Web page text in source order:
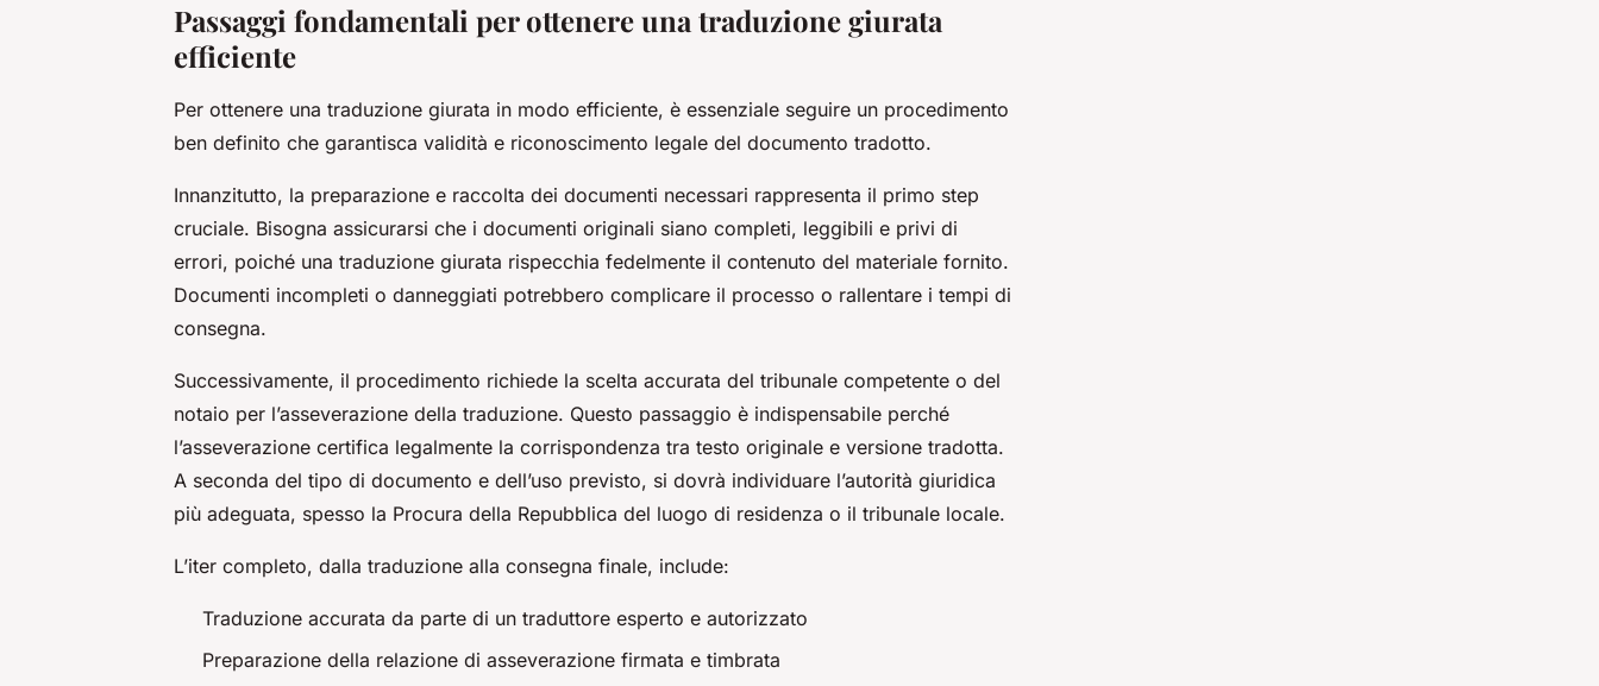
Passaggi fondamentali per ottenere una traduzione giurata
efficiente
Per ottenere una traduzione giurata in modo efficiente, è essenziale seguire un procedimento
ben definito che garantisca validità e riconoscimento legale del documento tradotto.
Innanzitutto, la preparazione e raccolta dei documenti necessari rappresenta il primo step
cruciale. Bisogna assicurarsi che i documenti originali siano completi, leggibili e privi di
errori, poiché una traduzione giurata rispecchia fedelmente il contenuto del materiale fornito.
Documenti incompleti o danneggiati potrebbero complicare il processo o rallentare i tempi di
consegna.
Successivamente, il procedimento richiede la scelta accurata del tribunale competente o del
notaio per l’asseverazione della traduzione. Questo passaggio è indispensabile perché
l’asseverazione certifica legalmente la corrispondenza tra testo originale e versione tradotta.
A seconda del tipo di documento e dell’uso previsto, si dovrà individuare l’autorità giuridica
più adeguata, spesso la Procura della Repubblica del luogo di residenza o il tribunale locale.
L’iter completo, dalla traduzione alla consegna finale, include:
Traduzione accurata da parte di un traduttore esperto e autorizzato
Preparazione della relazione di asseverazione firmata e timbrata